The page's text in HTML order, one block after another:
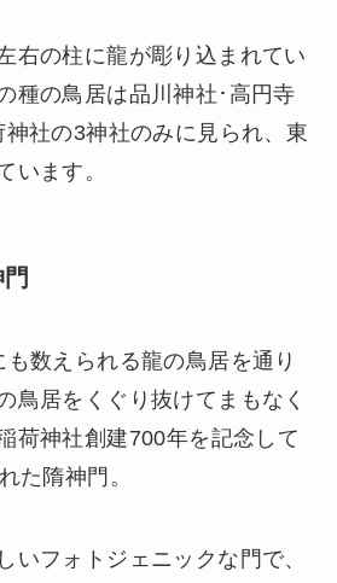
右の柱に龍が彫り込まれてい
種の鳥居は品川神社･高円寺
社の3神社のみに見られ、東
います。
数えられる龍の鳥居を通り
鳥居をくぐり抜けてまもなく
荷神社創建700年を記念して
た隋神門。
いフォトジェニックな門で、